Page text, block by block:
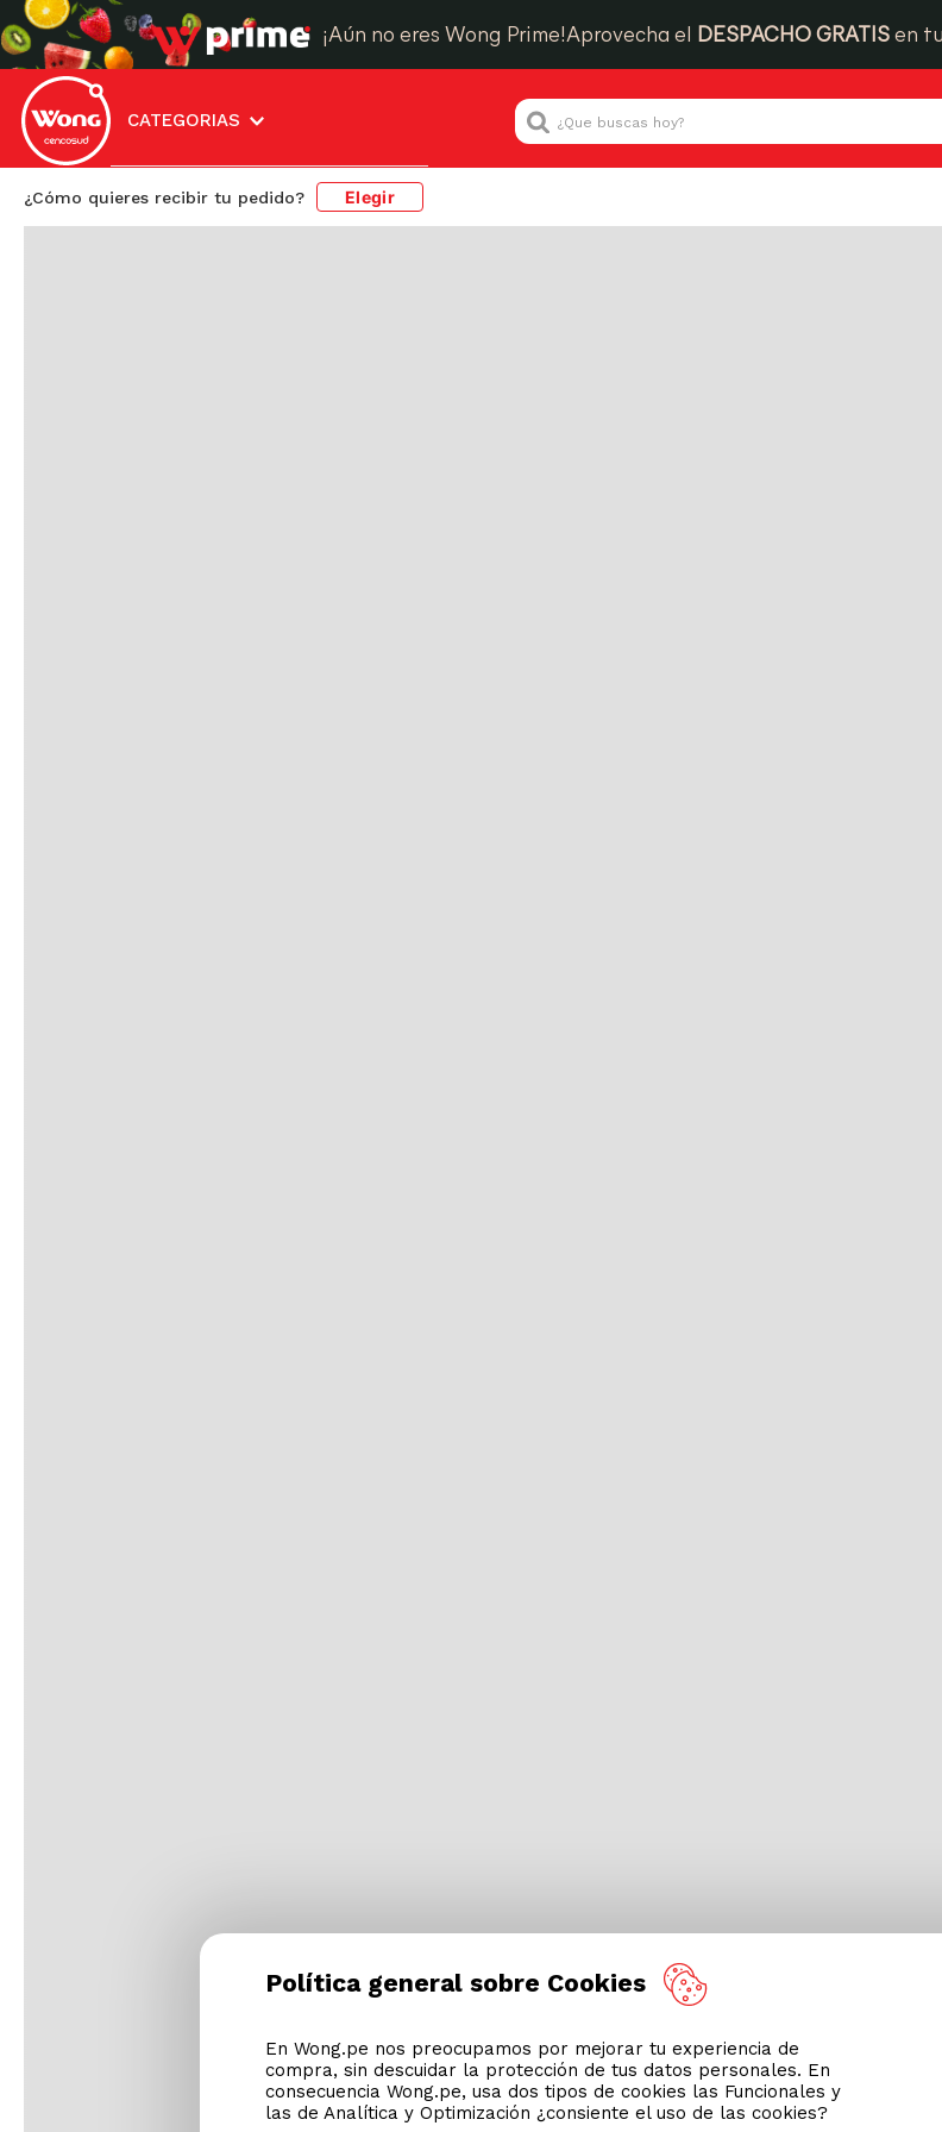
CATEGORIAS
¿Que buscas hoy?
¿Cómo quieres recibir tu pedido?
Política general sobre Cookies
En Wong.pe nos preocupamos por mejorar tu experiencia de
compra, sin descuidar la protección de tus datos personales. En
consecuencia Wong.pe, usa dos tipos de cookies las Funcionales y
las de Analítica y Optimización ¿consiente el uso de las cookies?